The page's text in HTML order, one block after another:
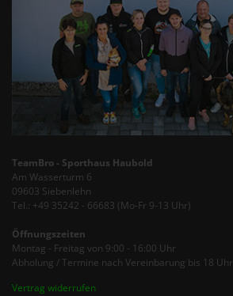
TeamBro - Sporthaus Haubold
Am Wasserturm 6
09603 Siebenlehn
Tel.: +49 35242 - 66683 (Mo-Fr 9-13 Uhr)
Öffnungszeiten
Montag - Freitag von 9:00 - 16:00 Uhr
Abholung / Termine nach Vereinbarung bis 18 Uhr
Vertrag widerrufen